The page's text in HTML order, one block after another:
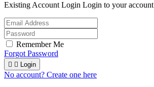
Existing Account Login Login to your account
Remember Me
Forgot Password
  Login
No account? Create one here